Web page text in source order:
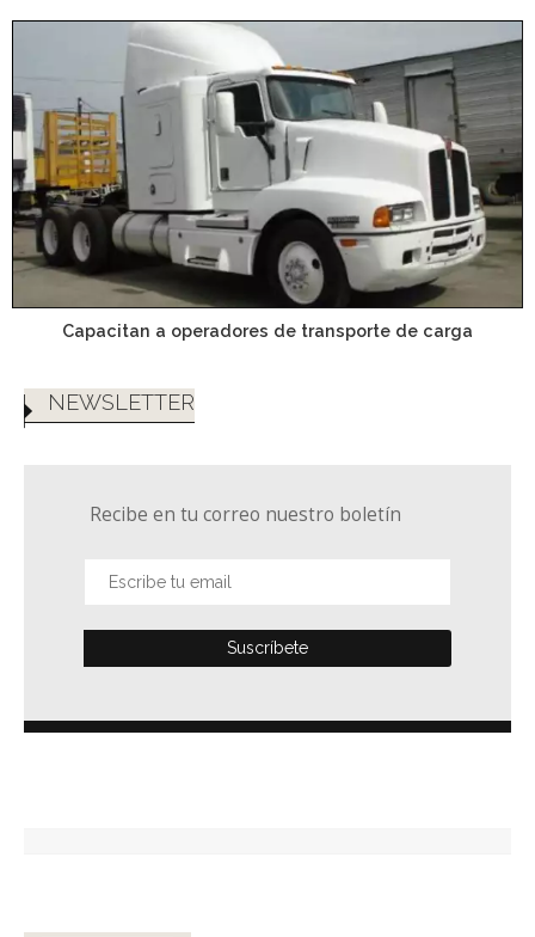
Capacitan a operadores de transporte de carga
NEWSLETTER
Recibe en tu correo nuestro boletín